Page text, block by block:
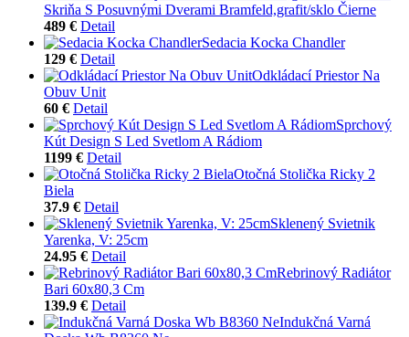
Skriňa S Posuvnými Dverami Bramfeld,grafit/sklo Čierne
489 € Detail
Sedacia Kocka Chandler
129 € Detail
Odkládací Priestor Na
Obuv Unit
60 € Detail
Sprchový
Kút Design S Led Svetlom A Rádiom
1199 € Detail
Otočná Stolička Ricky 2
Biela
37.9 € Detail
Sklenený Svietnik
Yarenka, V: 25cm
24.95 € Detail
Rebrinový Radiátor
Bari 60x80,3 Cm
139.9 € Detail
Indukčná Varná